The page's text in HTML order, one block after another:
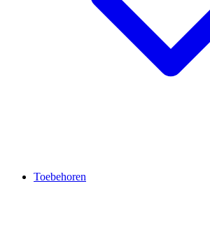
Toebehoren